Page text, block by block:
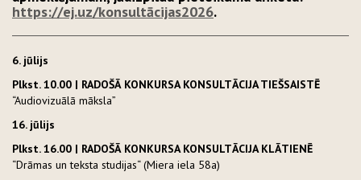
https://ej.uz/konsultācijas2026.
6. jūlijs
Plkst. 10.00 | RADOŠĀ KONKURSA KONSULTĀCIJA TIEŠSAISTĒ
“Audiovizuālā māksla”
16. jūlijs
Plkst. 16.00 | RADOŠĀ KONKURSA KONSULTĀCIJA KLĀTIENĒ
“Drāmas un teksta studijas“ (Miera iela 58a)